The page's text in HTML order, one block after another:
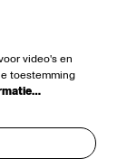
video's en
toestemming